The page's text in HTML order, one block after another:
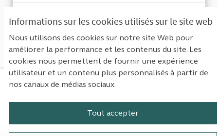
Informations sur les cookies utilisés sur le site web
Nous utilisons des cookies sur notre site Web pour
améliorer la performance et les contenus du site. Les
cookies nous permettent de fournir une expérience
utilisateur et un contenu plus personnalisés à partir de
nos canaux de médias sociaux.
Tout accepter
25/03/2024 14:54
Mentions légales
Paramètres des cookies
Plateforme de participation de la
Plateforme de participation de la
Plateforme de participation
Plateforme de